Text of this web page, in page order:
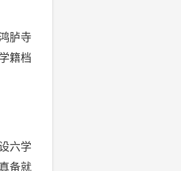
胪寺
籍档
六学
备就